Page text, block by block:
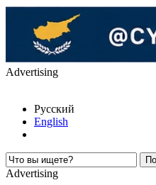
Advertising
Русский
English
Advertising